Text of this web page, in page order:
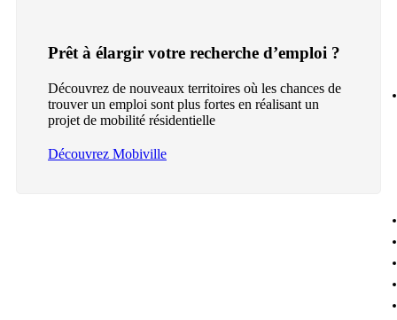
Prêt à élargir votre recherche d’emploi ?
Découvrez de nouveaux territoires où les chances de
trouver un emploi sont plus fortes en réalisant un
projet de mobilité résidentielle
Découvrez Mobiville